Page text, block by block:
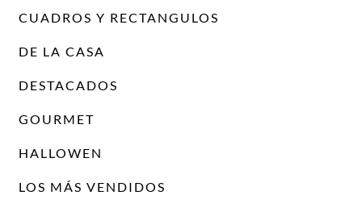
CUADROS Y RECTANGULOS
DE LA CASA
DESTACADOS
GOURMET
HALLOWEN
LOS MÁS VENDIDOS